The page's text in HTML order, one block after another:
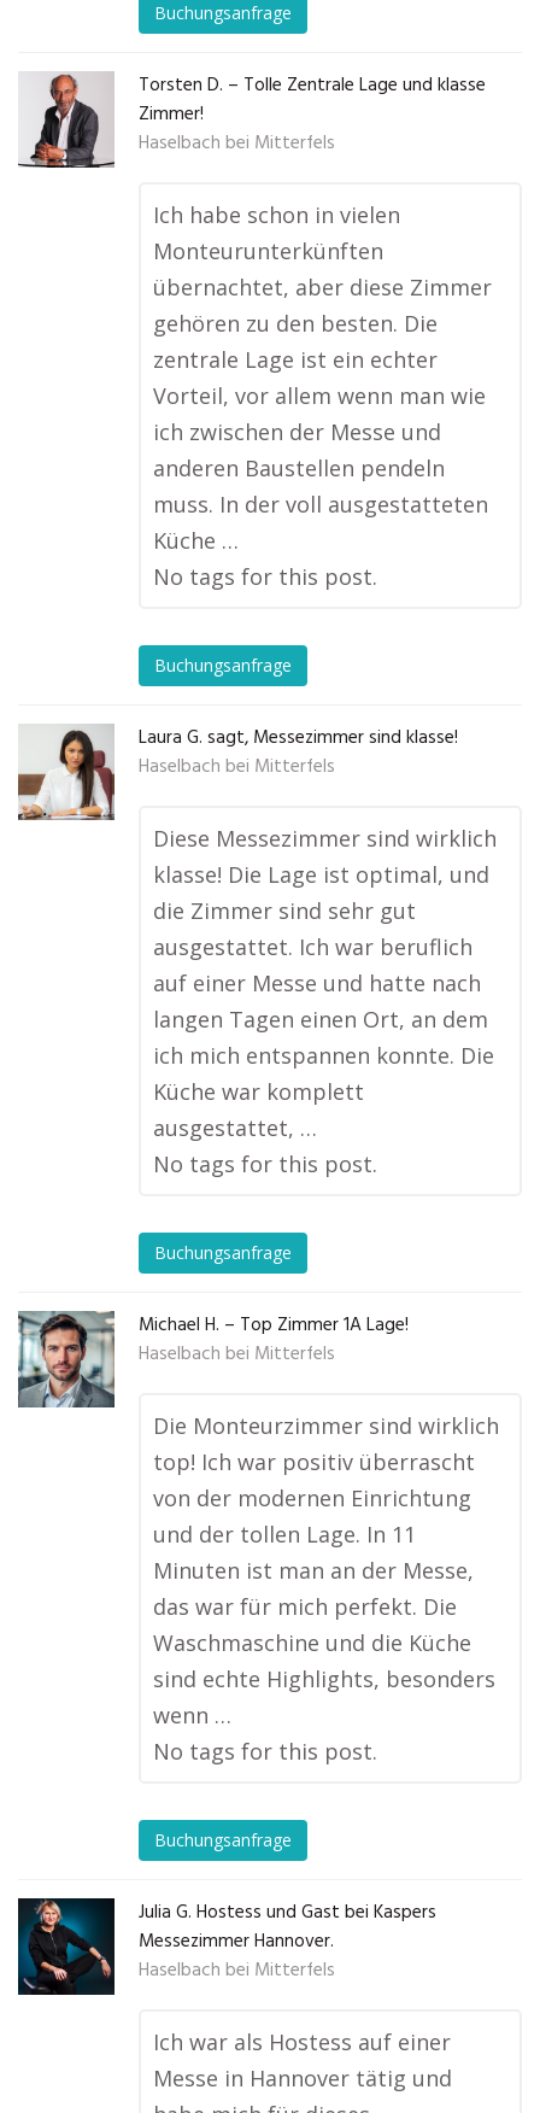
Buchungsanfrage
Torsten D. – Tolle Zentrale Lage und klasse
Zimmer!
Haselbach bei Mitterfels
Ich habe schon in vielen
Monteurunterkünften
übernachtet, aber diese Zimmer
gehören zu den besten. Die
zentrale Lage ist ein echter
Vorteil, vor allem wenn man wie
ich zwischen der Messe und
anderen Baustellen pendeln
muss. In der voll ausgestatteten
Küche …
No tags for this post.
Buchungsanfrage
Laura G. sagt, Messezimmer sind klasse!
Haselbach bei Mitterfels
Diese Messezimmer sind wirklich
klasse! Die Lage ist optimal, und
die Zimmer sind sehr gut
ausgestattet. Ich war beruflich
auf einer Messe und hatte nach
langen Tagen einen Ort, an dem
ich mich entspannen konnte. Die
Küche war komplett
ausgestattet, …
No tags for this post.
Buchungsanfrage
Michael H. – Top Zimmer 1A Lage!
Haselbach bei Mitterfels
Die Monteurzimmer sind wirklich
top! Ich war positiv überrascht
von der modernen Einrichtung
und der tollen Lage. In 11
Minuten ist man an der Messe,
das war für mich perfekt. Die
Waschmaschine und die Küche
sind echte Highlights, besonders
wenn …
No tags for this post.
Buchungsanfrage
Julia G. Hostess und Gast bei Kaspers
Messezimmer Hannover.
Haselbach bei Mitterfels
Ich war als Hostess auf einer
Messe in Hannover tätig und